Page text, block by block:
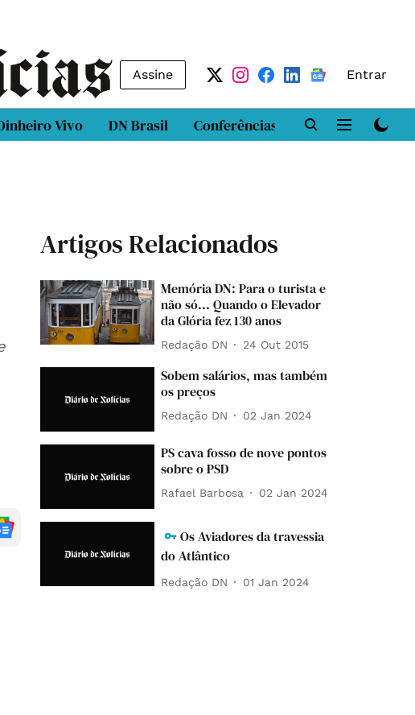
Assine Entrar
Vivo DN Brasil Conferências DN LAB
Artigos Relacionados
Memória DN: Para o turista e
não só... Quando o Elevador
da Glória fez 130 anos
Redação DN 24 Out 2015
Sobem salários, mas também
os preços
Redação DN 02 Jan 2024
PS cava fosso de nove pontos
sobre o PSD
Rafael Barbosa 02 Jan 2024
Os Aviadores da travessia
do Atlântico
Redação DN 01 Jan 2024